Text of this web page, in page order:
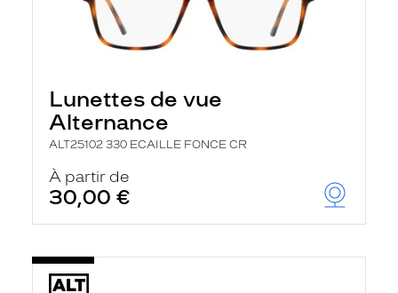
Lunettes de vue
Alternance
ALT25102 330 ECAILLE FONCE CR
À partir de
30,00 €